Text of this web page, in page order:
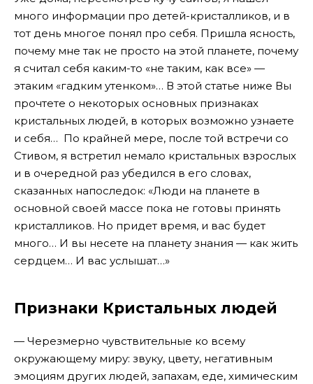
много информации про детей-кристалликов, и в
тот день многое понял про себя. Пришла ясность,
почему мне так не просто на этой планете, почему
я считал себя каким-то «не таким, как все» —
этаким «гадким утенком»… В этой статье ниже Вы
прочтете о некоторых основных признаках
кристальных людей, в которых возможно узнаете
и себя… По крайней мере, после той встречи со
Стивом, я встретил немало кристальных взрослых
и в очередной раз убедился в его словах,
сказанных напоследок: «Люди на планете в
основной своей массе пока не готовы принять
кристалликов. Но придет время, и вас будет
много… И вы несете на планету знания — как жить
сердцем… И вас услышат…»
Признаки Кристальных людей
— Черезмерно чувствительные ко всему
окружающему миру: звуку, цвету, негативным
эмоциям других людей, запахам, еде, химическим